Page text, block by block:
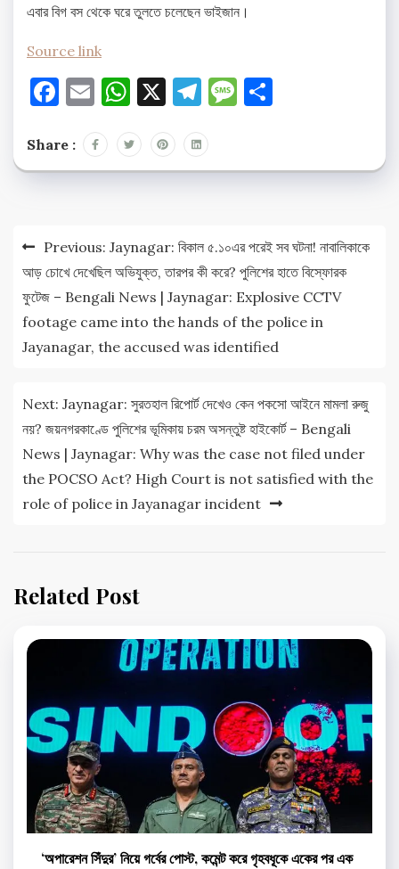
এবার বিগ বস থেকে ঘরে তুলতে চলেছেন ভাইজান।
Source link
Facebook
EmailWhatsApp
X Telegram
Message
Share :
Post
navigation
Previous: Jaynagar: বিকাল ৫.১০এর পরেই সব ঘটনা! নাবালিকাকে
আড় চোখে দেখেছিল অভিযুক্ত, তারপর কী করে? পুলিশের হাতে বিস্ফোরক
ফুটেজ – Bengali News | Jaynagar: Explosive CCTV
footage came into the hands of the police in
Jayanagar, the accused was identified
Next: Jaynagar: সুরতহাল রিপোর্ট দেখেও কেন পকসো আইনে মামলা রুজু
নয়? জয়নগরকাণ্ডে পুলিশের ভূমিকায় চরম অসন্তুষ্ট হাইকোর্ট – Bengali
News | Jaynagar: Why was the case not filed under
the POCSO Act? High Court is not satisfied with the
role of police in Jayanagar incident
Related Post
‘অপারেশন সিঁদুর’ নিয়ে গর্বের পোস্ট, কমেন্ট করে গৃহবধূকে একের পর এক